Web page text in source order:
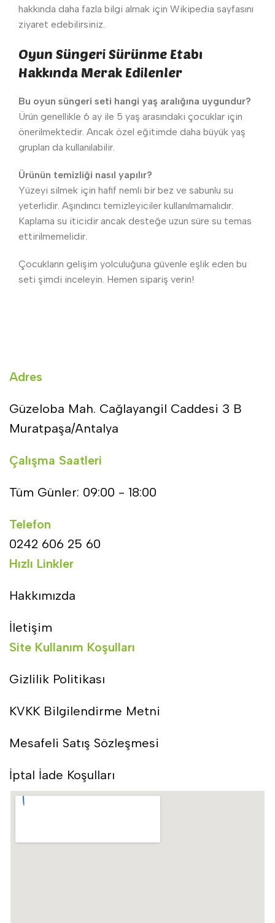
hakkında daha fazla bilgi almak için Wikipedia sayfasını
ziyaret edebilirsiniz.
Oyun Süngeri Sürünme Etabı
Hakkında Merak Edilenler
Bu oyun süngeri seti hangi yaş aralığına uygundur?
Ürün genellikle 6 ay ile 5 yaş arasındaki çocuklar için
önerilmektedir. Ancak özel eğitimde daha büyük yaş
grupları da kullanılabilir.
Ürünün temizliği nasıl yapılır?
Yüzeyi silmek için hafif nemli bir bez ve sabunlu su
yeterlidir. Aşındırıcı temizleyiciler kullanılmamalıdır.
Kaplama su iticidir ancak desteğe uzun süre su temas
ettirilmemelidir.
Çocukların gelişim yolculuğuna güvenle eşlik eden bu
seti şimdi inceleyin. Hemen sipariş verin!
Adres
Güzeloba Mah. Cağlayangil Caddesi 3 B
Muratpaşa/Antalya
Çalışma Saatleri
Tüm Günler: 09:00 - 18:00
Telefon
0242 606 25 60
Hızlı Linkler
Hakkımızda
İletişim
Site Kullanım Koşulları
Gizlilik Politikası
KVKK Bilgilendirme Metni
Mesafeli Satış Sözleşmesi
İptal İade Koşulları